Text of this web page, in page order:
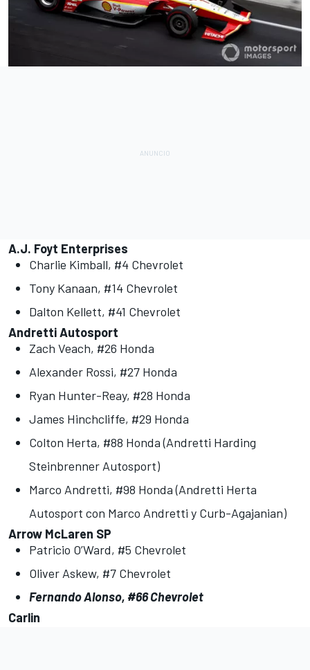
A.J. Foyt Enterprises
Charlie Kimball, #4 Chevrolet
Tony Kanaan, #14 Chevrolet
Dalton Kellett, #41 Chevrolet
Andretti Autosport
Zach Veach, #26 Honda
Alexander Rossi, #27 Honda
Ryan Hunter-Reay, #28 Honda
James Hinchcliffe, #29 Honda
Colton Herta, #88 Honda (Andretti Harding
Steinbrenner Autosport)
Marco Andretti, #98 Honda (Andretti Herta
Autosport con Marco Andretti y Curb-Agajanian)
Arrow McLaren SP
Patricio O’Ward, #5 Chevrolet
Oliver Askew, #7 Chevrolet
Fernando Alonso, #66 Chevrolet
Carlin